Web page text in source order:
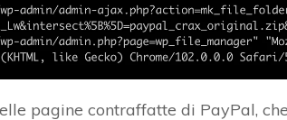
pagine contraffatte di PayPal, che